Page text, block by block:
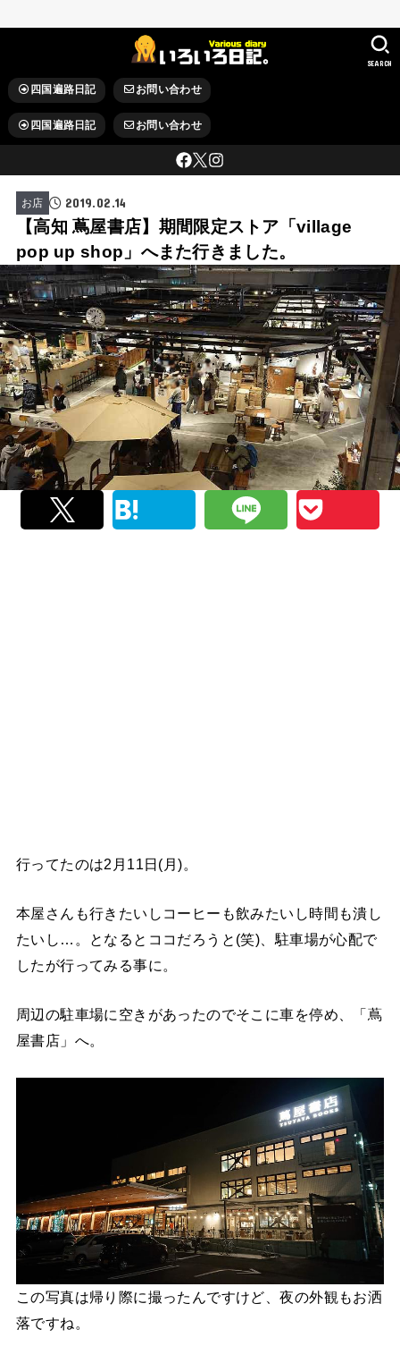
四国遍路日記 お問い合わせ
四国遍路日記 お問い合わせ
SEARCH
お店 2019.02.14
【高知 蔦屋書店】期間限定ストア「village
pop up shop」へまた行きました。
行ってたのは2月11日(月)。
本屋さんも行きたいしコーヒーも飲みたいし時間も潰し
たいし…。となるとココだろうと(笑)、駐車場が心配で
したが行ってみる事に。
周辺の駐車場に空きがあったのでそこに車を停め、「蔦
屋書店」へ。
この写真は帰り際に撮ったんですけど、夜の外観もお洒
落ですね。